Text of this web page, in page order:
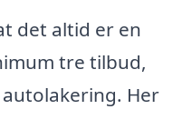
det altid er en
tre tilbud,
Her